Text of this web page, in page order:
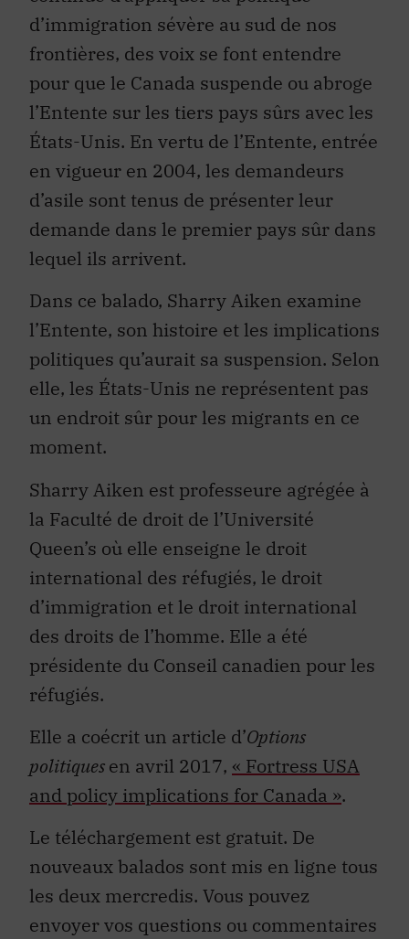
d’immigration sévère au sud de nos
frontières, des voix se font entendre
pour que le Canada suspende ou abroge
l’Entente sur les tiers pays sûrs avec les
États-Unis. En vertu de l’Entente, entrée
en vigueur en 2004, les demandeurs
d’asile sont tenus de présenter leur
demande dans le premier pays sûr dans
lequel ils arrivent.
Dans ce balado, Sharry Aiken examine
l’Entente, son histoire et les implications
politiques qu’aurait sa suspension. Selon
elle, les États-Unis ne représentent pas
un endroit sûr pour les migrants en ce
moment.
Sharry Aiken est professeure agrégée à
la Faculté de droit de l’Université
Queen’s où elle enseigne le droit
international des réfugiés, le droit
d’immigration et le droit international
des droits de l’homme. Elle a été
présidente du Conseil canadien pour les
réfugiés.
Elle a coécrit un article d’Options
politiquesen avril 2017, « Fortress USA
and policy implications for Canada ».
Le téléchargement est gratuit. De
nouveaux balados sont mis en ligne tous
les deux mercredis. Vous pouvez
envoyer vos questions ou commentaires